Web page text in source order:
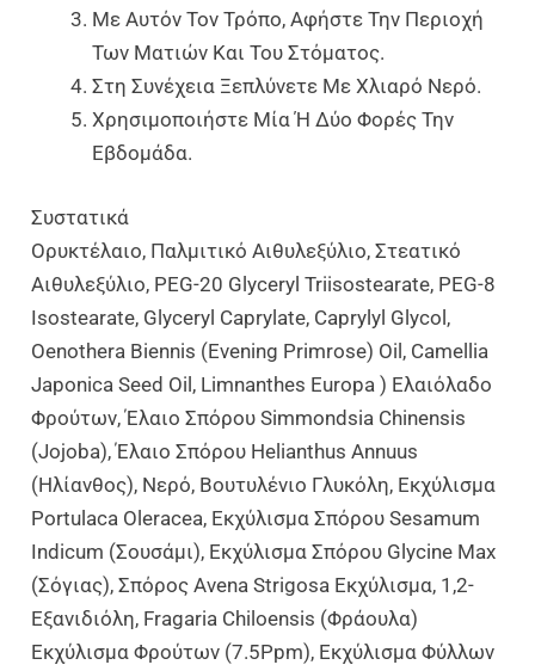
Με Αυτόν Τον Τρόπο, Αφήστε Την Περιοχή
Των Ματιών Και Του Στόματος.
Στη Συνέχεια Ξεπλύνετε Με Χλιαρό Νερό.
Χρησιμοποιήστε Μία Ή Δύο Φορές Την
Εβδομάδα.
Συστατικά
Ορυκτέλαιο, Παλμιτικό Αιθυλεξύλιο, Στεατικό
Αιθυλεξύλιο, PEG-20 Glyceryl Triisostearate, PEG-8
Isostearate, Glyceryl Caprylate, Caprylyl Glycol,
Oenothera Biennis (Evening Primrose) Oil, Camellia
Japonica Seed Oil, Limnanthes Europa ) Ελαιόλαδο
Φρούτων, Έλαιο Σπόρου Simmondsia Chinensis
(Jojoba), Έλαιο Σπόρου Helianthus Annuus
(ηλίανθος), Νερό, Βουτυλένιο Γλυκόλη, Εκχύλισμα
Portulaca Oleracea, Εκχύλισμα Σπόρου Sesamum
Indicum (σουσάμι), Εκχύλισμα Σπόρου Glycine Max
(σόγιας), Σπόρος Avena Strigosa Εκχύλισμα, 1,2-
Εξανιδιόλη, Fragaria Chiloensis (Φράουλα)
Εκχύλισμα Φρούτων (7.5Ppm), Εκχύλισμα Φύλλων